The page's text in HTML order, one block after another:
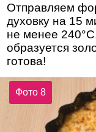
Отправляем
духовку на 15
не менее
образуется
готова!
Фото 8